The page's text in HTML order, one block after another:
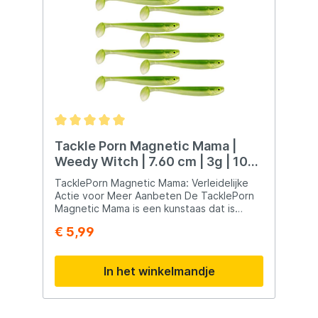
kunstaas.
Tackle Porn Magnetic Mama |
Weedy Witch | 7.60 cm | 3g | 10
Stuks
TacklePorn Magnetic Mama: Verleidelijke
Actie voor Meer Aanbeten De TacklePorn
Magnetic Mama is een kunstaas dat is
traditionele loodkop, of subtiel vissen op
van de Magnetic Mama: Perfect voor
Werpen en Verticalen: Geschikt voor zowel
werptechnieken als verticalen.
Veelzijdigheid maakt het aas geschikt voor
€ 5,99
In het winkelmandje